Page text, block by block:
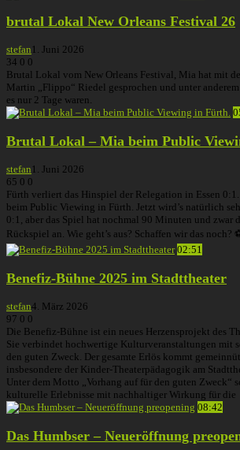
brutal Lokal New Orleans Festival 26
stefan 1. Juni 2026
34 0 0
Brutal Lokal vom New Orleans Festival, Mia hat mit
Martin „Flippo“ Riedel gesprochen und unter
es nur 2 Tage waren.
Brutal Lokal – Mia beim Public
stefan 1. Juni 2026
65 0 0
Fürth verliert das Hinspiel der Relegation in Essen
beim Public Viewing in Fürth. Jetzt wird’s natürlich
0:1, aber das Spiel hat nochmal 90 Minuten und zwar
Rückspiel an. Wie geht’s aus? Schaffen wir das noch?
02:51
Benefiz-Bühne 2025 im Stadttheater
stefan4. März 2026
97 0 0
Die Benefiz-Bühne ist ein neues Herzensprojekt des
Sie verbindet hochwertige Kulturveranstaltungen mit
den guten Zweck. Der gesamte Erlös kommt
insbesondere der Kinder-Theaterpädagogik am
Unter dem Motto „Vorhang auf für den guten Zweck“
kulturelle Erlebnisse mit nachhaltiger Wirkung für die
08:42
Das Humbser – Neueröffnung